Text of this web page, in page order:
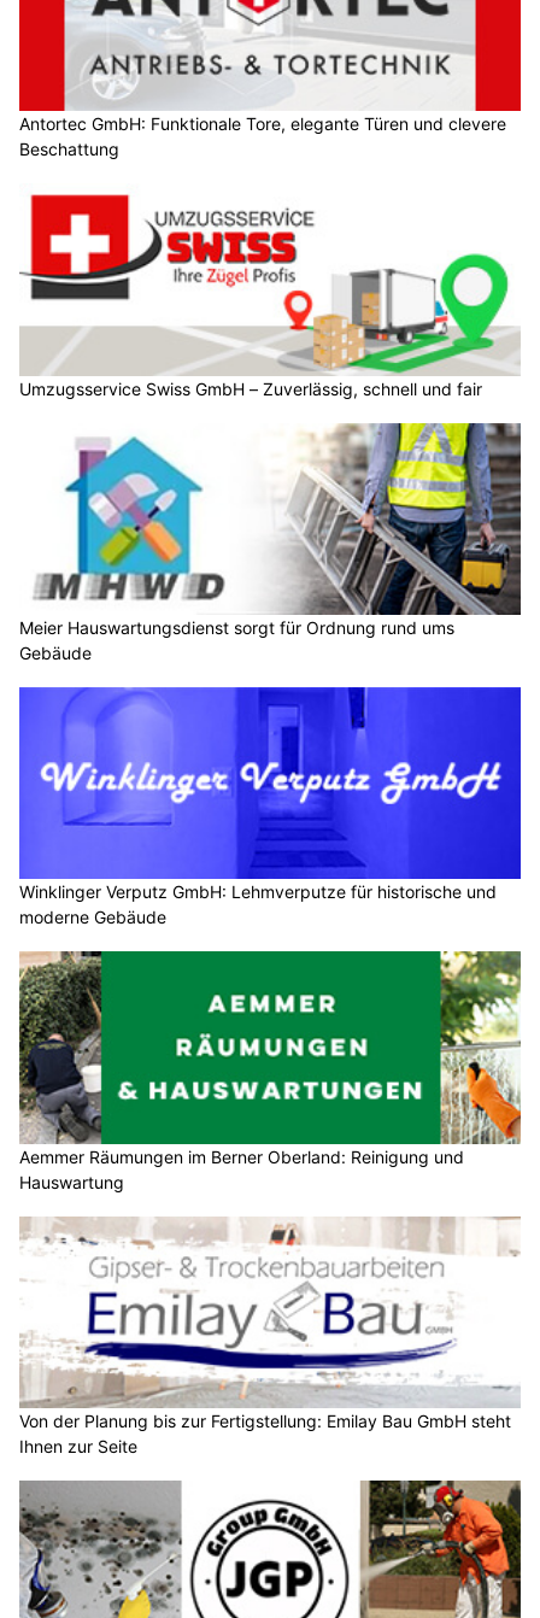
Antortec GmbH: Funktionale Tore, elegante Türen und clevere
Beschattung
Umzugsservice Swiss GmbH – Zuverlässig, schnell und fair
Meier Hauswartungsdienst sorgt für Ordnung rund ums
Gebäude
Winklinger Verputz GmbH: Lehmverputze für historische und
moderne Gebäude
Aemmer Räumungen im Berner Oberland: Reinigung und
Hauswartung
Von der Planung bis zur Fertigstellung: Emilay Bau GmbH steht
Ihnen zur Seite